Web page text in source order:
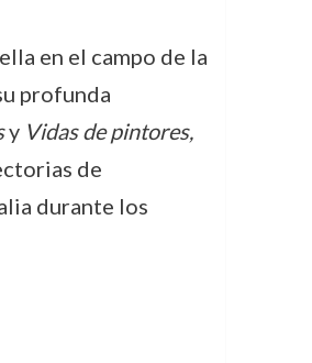
en el campo de la
profunda
y Vidas de pintores,
de
durante los